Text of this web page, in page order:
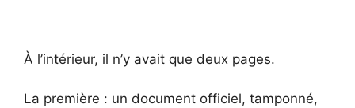
À l’intérieur, il n’y avait que deux pages.
La première : un document officiel, tamponné,